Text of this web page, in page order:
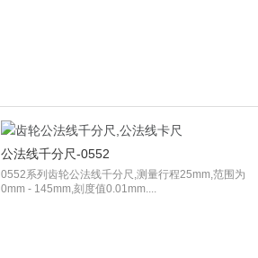
公法线千分尺-0552
0552系列齿轮公法线千分尺,测量行程25mm,范围为
0mm - 145mm,刻度值0.01mm....